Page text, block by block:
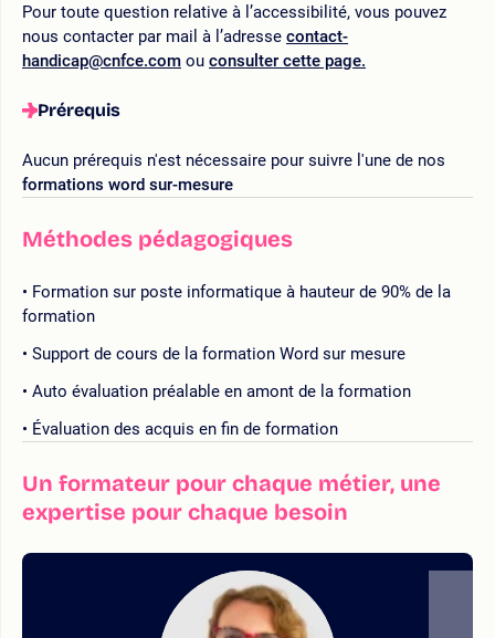
Pour toute question relative à l’accessibilité, vous pouvez
nous contacter par mail à l’adresse contact-
handicap@cnfce.com ou consulter cette page.
Prérequis
Aucun prérequis n'est nécessaire pour suivre l'une de nos
formations word sur-mesure
Méthodes pédagogiques
Formation sur poste informatique à hauteur de 90% de la
formation
Support de cours de la formation Word sur mesure
Auto évaluation préalable en amont de la formation
Évaluation des acquis en fin de formation
Un formateur pour chaque métier, une
expertise pour chaque besoin